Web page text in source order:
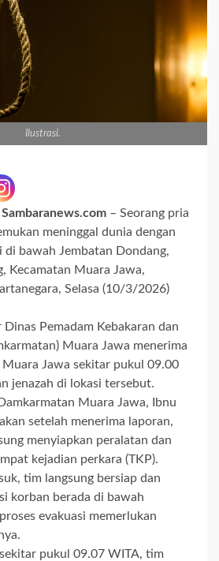
Ilustrasi.
– Seorang pria
meninggal dunia dengan
di bawah Jembatan Dondang,
Kecamatan Muara Jawa,
Selasa (10/3/2026)
Pemadam Kebakaran dan
Muara Jawa menerima
Muara Jawa sekitar pukul 09.00
jenazah di lokasi tersebut.
Muara Jawa, Ibnu
setelah menerima laporan,
menyiapkan peralatan dan
kejadian perkara (TKP).
tim langsung bersiap dan
korban berada di bawah
evakuasi memerlukan
pukul 09.07 WITA, tim